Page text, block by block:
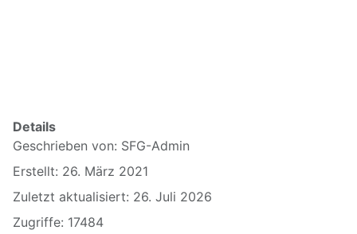
Details
Geschrieben von: SFG-Admin
Erstellt: 26. März 2021
Zuletzt aktualisiert: 26. Juli 2026
Zugriffe: 17484